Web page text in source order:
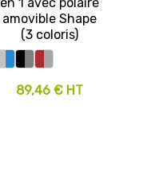
amovible Shape
(3 coloris)
89,46 € HT